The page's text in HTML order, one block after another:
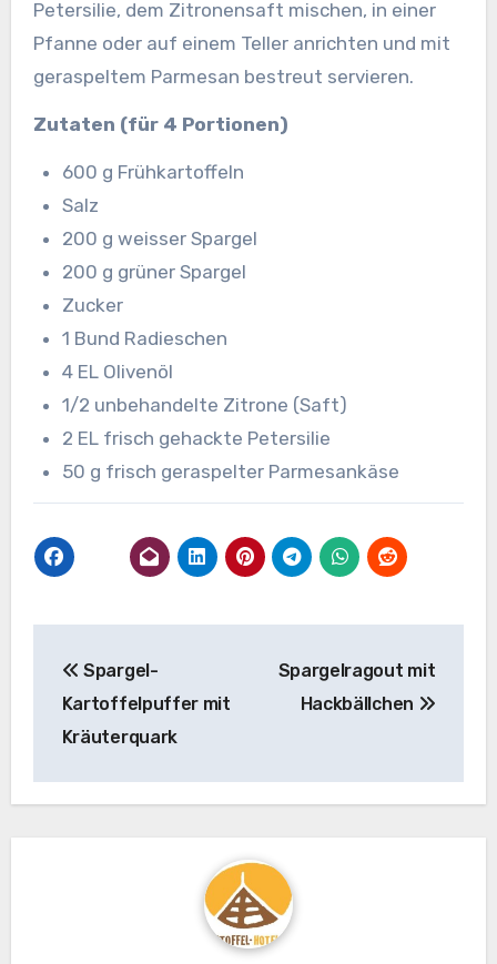
Petersilie, dem Zitronensaft mischen, in einer
Pfanne oder auf einem Teller anrichten und mit
geraspeltem Parmesan bestreut servieren.
Zutaten (für 4 Portionen)
600 g Frühkartoffeln
Salz
200 g weisser Spargel
200 g grüner Spargel
Zucker
1 Bund Radieschen
4 EL Olivenöl
1/2 unbehandelte Zitrone (Saft)
2 EL frisch gehackte Petersilie
50 g frisch geraspelter Parmesankäse
Spargel-
Kartoffelpuffer mit
Kräuterquark
Spargelragout mit
Hackbällchen